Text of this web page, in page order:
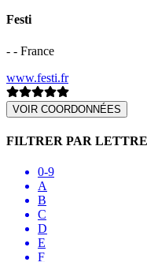
Festi
- - France
www.festi.fr
VOIR COORDONNÉES
FILTRER PAR LETTRE
0-9
A
B
C
D
E
F